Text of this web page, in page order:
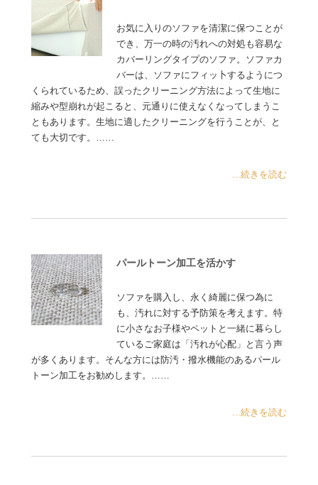
お気に入りのソファを清潔に保つことが
でき、万一の時の汚れへの対処も容易な
カバーリングタイプのソファ。ソファカ
バーは、ソファにフィッ卜するようにつ
くられているため、誤ったクリーニング方法によって生地に
縮みや型崩れが起こると、元通りに使えなくなってしまうこ
ともあります。生地に適したクリーニングを行うことが、と
ても大切です。……
...続きを読む
パールトーン加工を活かす
ソファを購入し、永く綺麗に保つ為に
も、汚れに対する予防策を考えます。特
に小さなお子様やペットと一緒に暮らし
ているご家庭は「汚れが心配」と言う声
が多くあります。そんな方には防汚・撥水機能のあるパール
トーン加工をお勧めします。……
...続きを読む